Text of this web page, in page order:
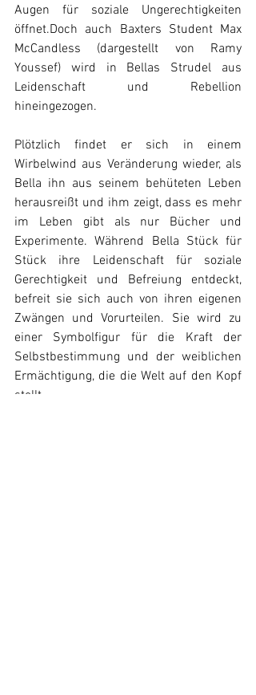
Augen für soziale Ungerechtigkeiten
öffnet.Doch auch Baxters Student Max
McCandless (dargestellt von Ramy
Youssef) wird in Bellas Strudel aus
Leidenschaft und Rebellion
hineingezogen.
Plötzlich findet er sich in einem
Wirbelwind aus Veränderung wieder, als
Bella ihn aus seinem behüteten Leben
herausreißt und ihm zeigt, dass es mehr
im Leben gibt als nur Bücher und
Experimente. Während Bella Stück für
Stück ihre Leidenschaft für soziale
Gerechtigkeit und Befreiung entdeckt,
befreit sie sich auch von ihren eigenen
Zwängen und Vorurteilen. Sie wird zu
einer Symbolfigur für die Kraft der
Selbstbestimmung und der weiblichen
Ermächtigung, die die Welt auf den Kopf
stellt.